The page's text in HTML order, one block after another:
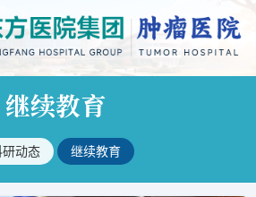
继续教育
研动态 继续教育